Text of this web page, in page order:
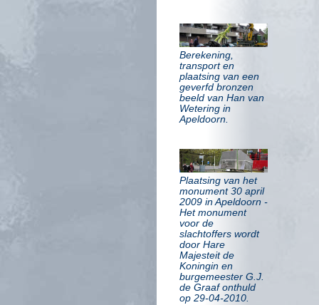
Berekening,
transport en
plaatsing van een
geverfd bronzen
beeld van Han van
Wetering in
Apeldoorn.
Plaatsing van het
monument 30 april
2009 in Apeldoorn -
Het monument
voor de
slachtoffers wordt
door Hare
Majesteit de
Koningin en
burgemeester G.J.
de Graaf onthuld
op 29-04-2010.